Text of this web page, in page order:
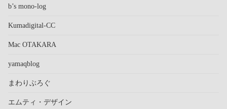
b’s mono-log
Kumadigital-CC
Mac OTAKARA
yamaqblog
まわりぶろぐ
エムティ・デザイン